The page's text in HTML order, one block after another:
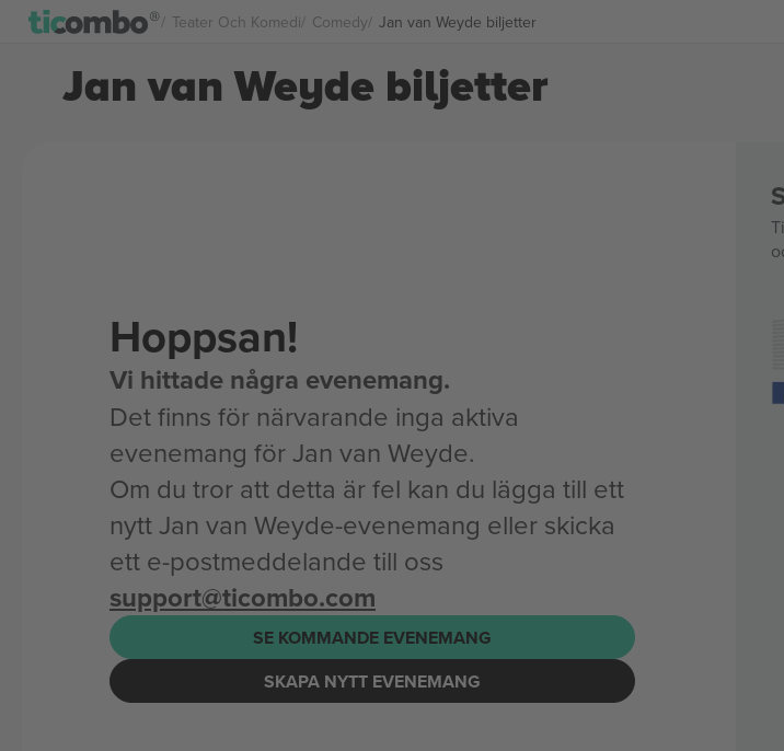
Teater Och Komedi Comedy Jan van Weyde biljetter
Jan van Weyde biljetter
Hoppsan!
Vi hittade några evenemang.
Det finns för närvarande inga aktiva
evenemang för Jan van Weyde.
Om du tror att detta är fel kan du lägga till ett
nytt Jan van Weyde-evenemang eller skicka
ett e-postmeddelande till oss
support@ticombo.com
SE KOMMANDE EVENEMANG
SKAPA NYTT EVENEMANG